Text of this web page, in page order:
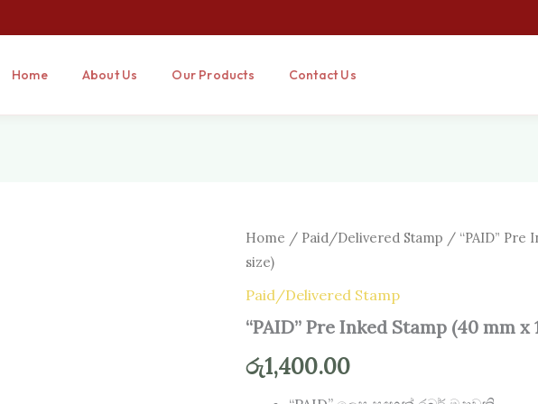
Home About Us Our Products Contact Us
Home / Paid/Delivered Stamp / “PAID” Pre
size)
Paid/Delivered Stamp
“PAID” Pre Inked Stamp (40 mm x
රු1,400.00
“PAID”
Inked
Stamp
(40
mm
15
mm